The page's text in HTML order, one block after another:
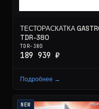
ТЕСТОРАСКАТКА
TDR-380
TDR-380
189 939 ₽
Подробнее →
NEW